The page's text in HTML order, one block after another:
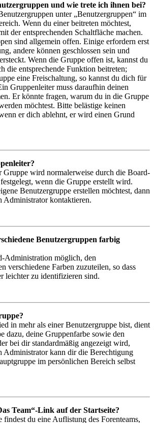
und wie trete ich ihnen bei?
unter „Benutzergruppen“ im
Wenn du einer beitreten möchtest,
der entsprechenden Schaltfläche machen.
sind allgemein offen. Einige erfordern erst
andere können geschlossen sein und
Wenn die Gruppe offen ist, kannst du
die entsprechende Funktion beitreten;
eine Freischaltung, so kannst du dich für
Gruppenleiter muss daraufhin deinen
Er könnte fragen, warum du in die Gruppe
möchtest. Bitte belästige keinen
er dich ablehnt, er wird einen Grund
Gruppe wird normalerweise durch die Board-
wenn die Gruppe erstellt wird.
Benutzergruppe erstellen möchtest, dann
Administrator kontaktieren.
Benutzergruppen farbig
Administration möglich, den
verschiedene Farben zuzuteilen, so dass
leichter zu identifizieren sind.
in mehr als einer Benutzergruppe bist, dient
dazu, deine Gruppenfarbe sowie den
bei dir standardmäßig angezeigt wird,
Administrator kann dir die Berechtigung
im persönlichen Bereich selbst
Team“-Link auf der Startseite?
findest du eine Auflistung des Forenteams,